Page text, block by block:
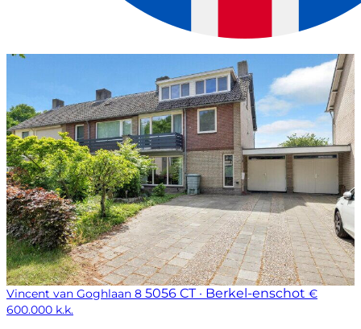
Vincent van Goghlaan 8 5056 CT · Berkel-enschot €
600.000 k.k.